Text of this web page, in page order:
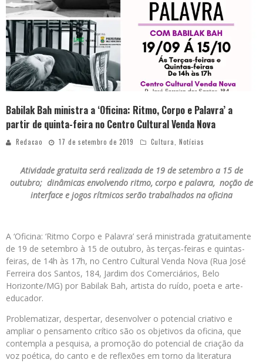
Babilak Bah ministra a ‘Oficina: Ritmo, Corpo e Palavra’ a
partir de quinta-feira no Centro Cultural Venda Nova
Redacao 17 de setembro de 2019 Cultura, Notícias
Atividade gratuita será realizada de 19 de setembro a 15 de
outubro; dinâmicas envolvendo ritmo, corpo e palavra, noção de
interface e jogos rítmicos serão trabalhados na oficina
A ‘Oficina: ‘Ritmo Corpo e Palavra’ será ministrada gratuitamente
de 19 de setembro à 15 de outubro, às terças-feiras e quintas-
feiras, de 14h às 17h, no Centro Cultural Venda Nova (Rua José
Ferreira dos Santos, 184, Jardim dos Comerciários, Belo
Horizonte/MG) por Babilak Bah, artista do ruído, poeta e arte­-
educador.
Problematizar, despertar, desenvolver o potencial criativo e
ampliar o pensamento crítico são os objetivos da oficina, que
contempla a pesquisa, a promoção do potencial de criação da
voz poética, do canto e de reflexões em torno da literatura